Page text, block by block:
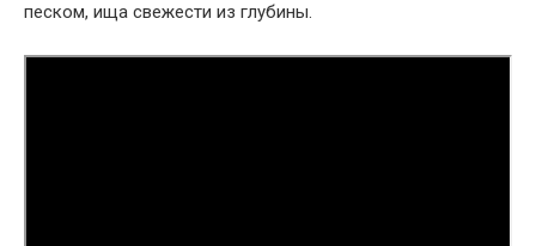
песком, ища свежести из глубины.